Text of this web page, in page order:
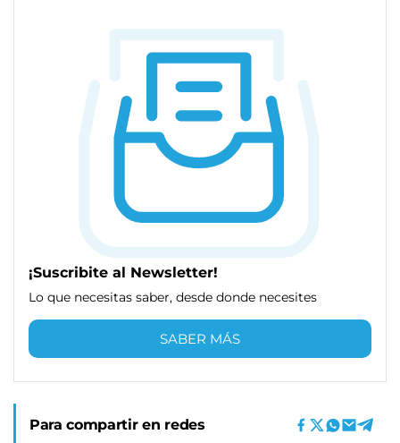
¡Suscribite al Newsletter!
Lo que necesitas saber, desde donde necesites
SABER MÁS
Para compartir en redes